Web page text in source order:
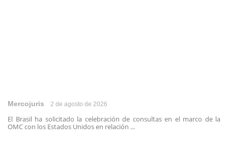
Mercojuris 2 de agosto de 2026
El Brasil ha solicitado la celebración de consultas en el marco de la
OMC con los Estados Unidos en relación ...